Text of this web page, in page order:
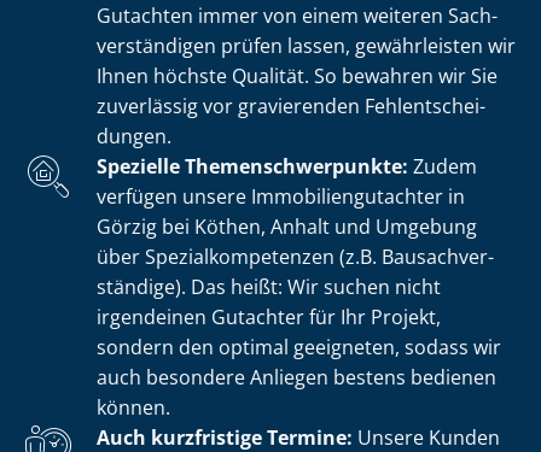
Gutachten immer von einem weiteren Sach­
ver­stän­di­gen prüfen lassen, gewährleisten wir
Ihnen höchste Qualität. So bewahren wir Sie
zuverlässig vor gravierenden Fehl­ent­schei­
dun­gen.
Spezielle The­men­schwer­punk­te: Zudem
verfügen unsere Im­mo­bi­li­en­gut­ach­ter in
Görzig bei Köthen, Anhalt und Umgebung
über Spe­zi­al­kom­pe­ten­zen (z.B. Bau­sach­ver­
stän­di­ge). Das heißt: Wir suchen nicht
irgendeinen Gutachter für Ihr Projekt,
sondern den optimal geeigneten, sodass wir
auch besondere Anliegen bestens bedienen
können.
Auch kurzfristige Termine: Unsere Kunden